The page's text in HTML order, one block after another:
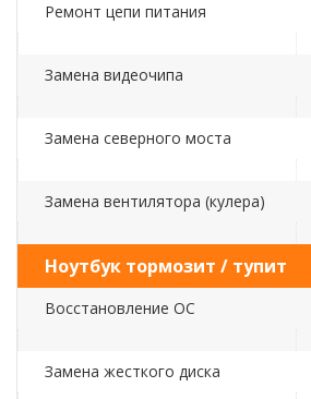
Ремонт цепи питания
Замена видеочипа
Замена северного моста
Замена вентилятора (кулера)
Ноутбук тормозит / тупит
Восстановление ОС
Замена жесткого диска